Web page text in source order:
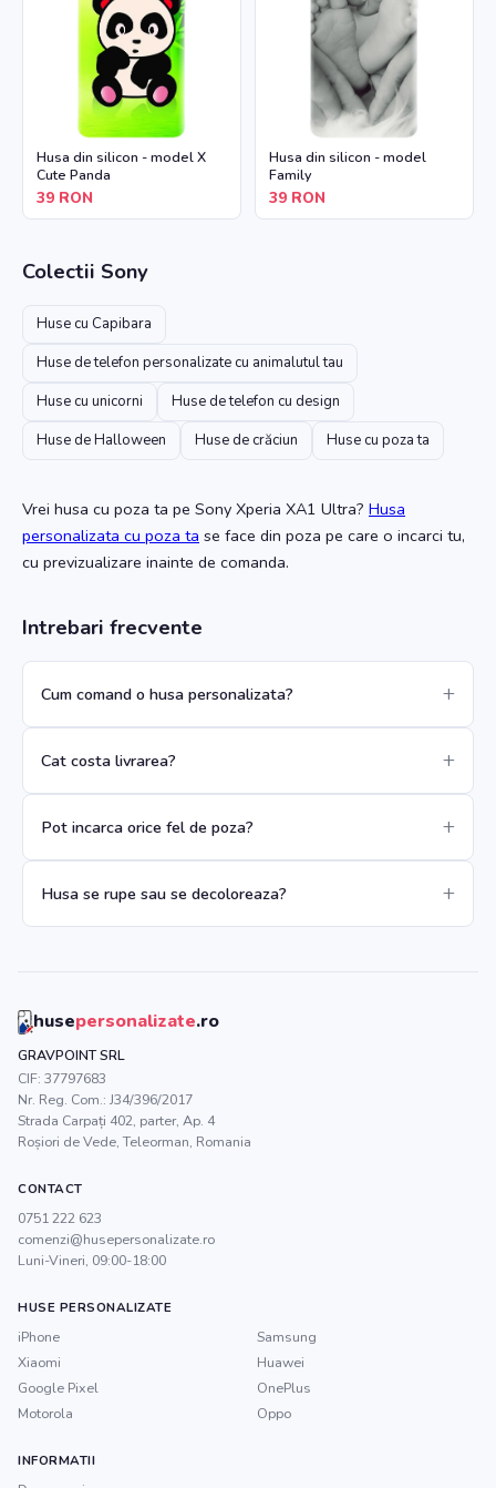
Husa din silicon - model X
Cute Panda
39 RON
Husa din silicon - model
Family
39 RON
Colectii Sony
Huse cu Capibara
Huse de telefon personalizate cu animalutul tau
Huse cu unicorni
Huse de telefon cu design
Huse de Halloween
Huse de crăciun Huse cu poza ta
Vrei husa cu poza ta pe Sony Xperia XA1 Ultra? Husa
personalizata cu poza ta se face din poza pe care o incarci tu,
cu previzualizare inainte de comanda.
Intrebari frecvente
Cum comand o husa personalizata?
Cat costa livrarea?
Pot incarca orice fel de poza?
Husa se rupe sau se decoloreaza?
husepersonalizate.ro
GRAVPOINT SRL
CIF: 37797683
Nr. Reg. Com.: J34/396/2017
Strada Carpați 402, parter, Ap. 4
Roșiori de Vede,Teleorman, Romania
CONTACT
0751 222 623
comenzi@husepersonalizate.ro
Luni-Vineri, 09:00-18:00
HUSE PERSONALIZATE
iPhone
Samsung
Xiaomi
Huawei
Google Pixel
OnePlus
Motorola
Oppo
INFORMATII